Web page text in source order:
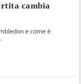
cambia
e come è